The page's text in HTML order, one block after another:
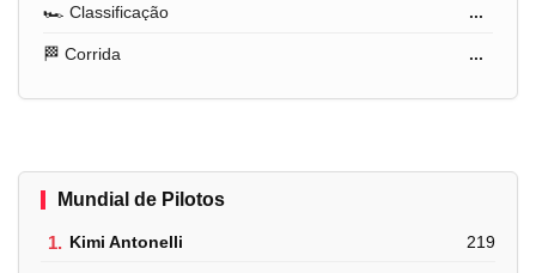
🏎️ Classificação ...
🏁 Corrida ...
Mundial de Pilotos
1. Kimi Antonelli 219